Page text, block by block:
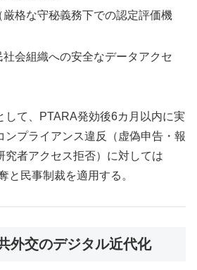
格な守秘義務下での認定評価機
会組織への安全なデータアクセ
て、PTARA発効後6カ月以内に実
ンプライアンス違反（虚偽申告・報
究者アクセス拒否）に対しては
と民事制裁を適用する。
外交のデジタル近代化